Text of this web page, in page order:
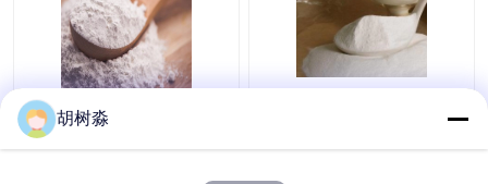
FCC sinantrina Inulina
110Kcal Fibra Dietética
胡树淼